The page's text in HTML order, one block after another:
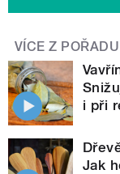
VÍCE Z POŘADU
i při
Jak